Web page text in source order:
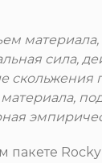
материала,
сила,
скольжения
материала,
пакете